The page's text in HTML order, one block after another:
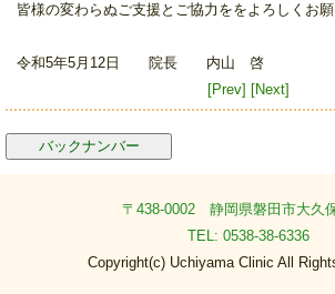
皆様の変わらぬご支援とご協力ををよろしくお願
令和5年5月12日 院長 内山 啓
[Prev] [Next]
バックナンバー
〒438-0002 静岡県磐田市大久
TEL: 0538-38-6336
Copyright(c) Uchiyama Clinic All